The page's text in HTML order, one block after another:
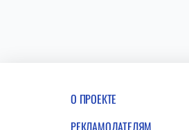
О ПРОЕКТЕ
РЕКЛАМОДАТЕЛЯМ